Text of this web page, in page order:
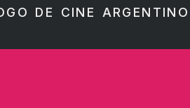
DE CINE ARGENTINO